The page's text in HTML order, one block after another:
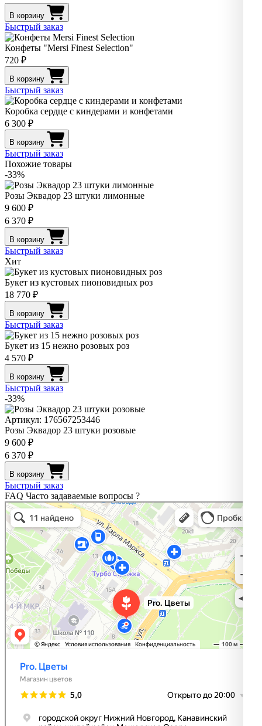
В корзину
Быстрый заказ
Конфеты "Mersi Finest Selection"
720 ₽
В корзину
Быстрый заказ
Коробка сердце с киндерами и конфетами
6 300 ₽
В корзину
Быстрый заказ
Похожие товары
-33%
Розы Эквадор 23 штуки лимонные
9 600 ₽
6 370 ₽
В корзину
Быстрый заказ
Хит
Букет из кустовых пионовидных роз
18 770 ₽
В корзину
Быстрый заказ
Букет из 15 нежно розовых роз
4 570 ₽
В корзину
Быстрый заказ
-33%
Артикул: 176567253446
Розы Эквадор 23 штуки розовые
9 600 ₽
6 370 ₽
В корзину
Быстрый заказ
FAQ Часто задаваемые вопросы ?
Pro. Цветы
Магазин цветов в Нижнем Новгороде
Доставка цветов и букетов в Нижнем Новгороде